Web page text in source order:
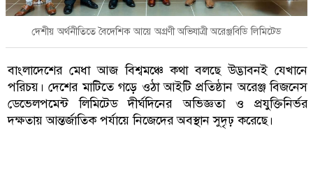
দেশীয় অর্থনীতিতে বৈদেশিক আয়ে অগ্রণী অভিযাত্রী অরেঞ্জবিডি লিমিটেড
বাংলাদেশের মেধা আজ বিশ্বমঞ্চে কথা বলছে উদ্ভাবনই যেখানে
পরিচয়। দেশের মাটিতে গড়ে ওঠা আইটি প্রতিষ্ঠান অরেঞ্জ বিজনেস
ডেভেলপমেন্ট লিমিটেড দীর্ঘদিনের অভিজ্ঞতা ও প্রযুক্তিনির্ভর
দক্ষতায় আন্তর্জাতিক পর্যায়ে নিজেদের অবস্থান সুদৃঢ় করেছে।